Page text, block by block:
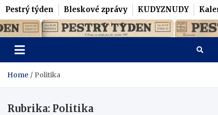
Pestrý týden Bleskové zprávy KUDYZNUDY
Skip
to
content
Pestrý Týden
Home Politika
Rubrika: Politika